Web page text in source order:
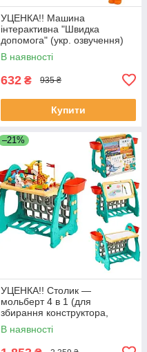
УЦЕНКА!! Машина
інтерактивна "Швидка
допомога" (укр. озвучення)
арт. 46349
В наявності
632 ₴ 935 ₴
Купити
–21%
УЦЕНКА!! Столик —
мольберт 4 в 1 (для
збирання конструктора,
малювання, книжкова
полиця) арт. S 075
В наявності